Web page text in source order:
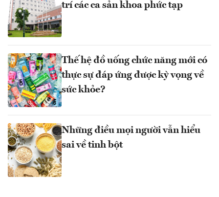
trí các ca sản khoa phức tạp
Thế hệ đồ uống chức năng mới có
thực sự đáp ứng được kỳ vọng về
sức khỏe?
Những điều mọi người vẫn hiểu
sai về tinh bột